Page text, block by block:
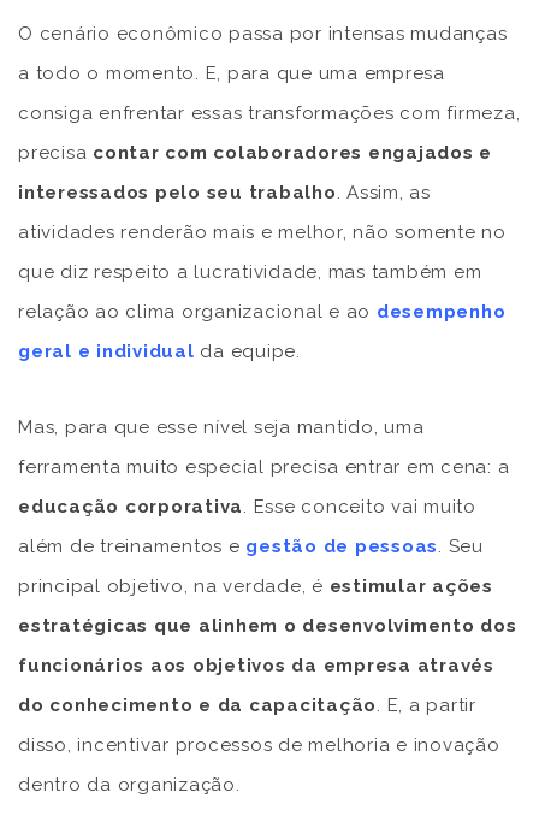
O cenário econômico passa por intensas mudanças
a todo o momento. E, para que uma empresa
consiga enfrentar essas transformações com firmeza,
precisa contar com colaboradores engajados e
interessados pelo seu trabalho. Assim, as
atividades renderão mais e melhor, não somente no
que diz respeito a lucratividade, mas também em
relação ao clima organizacional e ao desempenho
geral e individual da equipe.
Mas, para que esse nível seja mantido, uma
ferramenta muito especial precisa entrar em cena: a
educação corporativa. Esse conceito vai muito
além de treinamentos e gestão de pessoas. Seu
principal objetivo, na verdade, é estimular ações
estratégicas que alinhem o desenvolvimento dos
funcionários aos objetivos da empresa através
do conhecimento e da capacitação. E, a partir
disso, incentivar processos de melhoria e inovação
dentro da organização.